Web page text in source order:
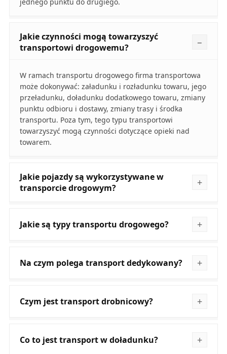
Jakie czynności mogą towarzyszyć
transportowi drogowemu?
W ramach transportu drogowego firma transportowa
może dokonywać: załadunku i rozładunku towaru, jego
przeładunku, doładunku dodatkowego towaru, zmiany
punktu odbioru i dostawy, zmiany trasy i środka
transportu. Poza tym, tego typu transportowi
towarzyszyć mogą czynności dotyczące opieki nad
towarem.
Jakie pojazdy są wykorzystywane w
transporcie drogowym?
Jakie są typy transportu drogowego?
Na czym polega transport dedykowany?
Czym jest transport drobnicowy?
Co to jest transport w doładunku?